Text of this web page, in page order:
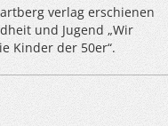
verlag erschienen
und Jugend „Wir
Kinder der 50er“.